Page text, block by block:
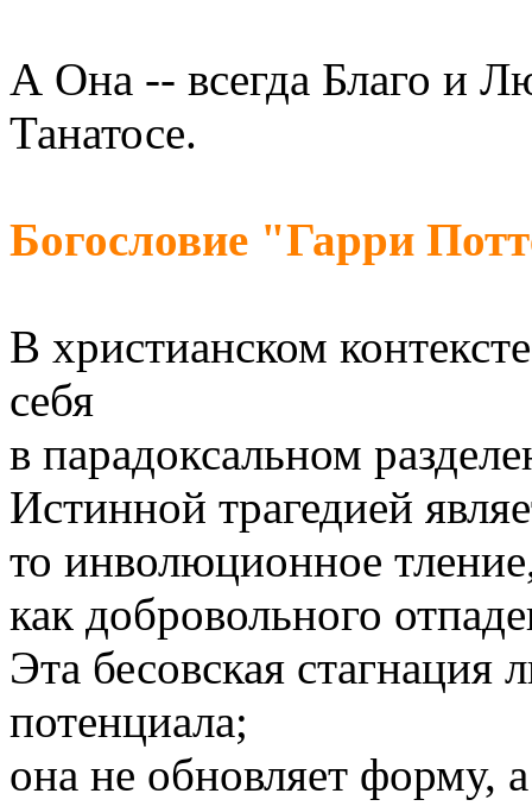
А Она -- всегда Благо и
Танатосе.
Богословие "Гарри
В христианском
себя
в парадоксальном
Истинной трагедией
то инволюционное
как добровольного
Эта бесовская
потенциала;
она не обновляет форму,